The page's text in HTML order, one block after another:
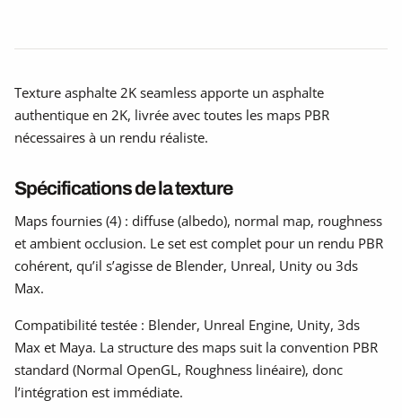
Texture asphalte 2K seamless apporte un asphalte
authentique en 2K, livrée avec toutes les maps PBR
nécessaires à un rendu réaliste.
Spécifications de la texture
Maps fournies (4) : diffuse (albedo), normal map, roughness
et ambient occlusion. Le set est complet pour un rendu PBR
cohérent, qu’il s’agisse de Blender, Unreal, Unity ou 3ds
Max.
Compatibilité testée : Blender, Unreal Engine, Unity, 3ds
Max et Maya. La structure des maps suit la convention PBR
standard (Normal OpenGL, Roughness linéaire), donc
l’intégration est immédiate.